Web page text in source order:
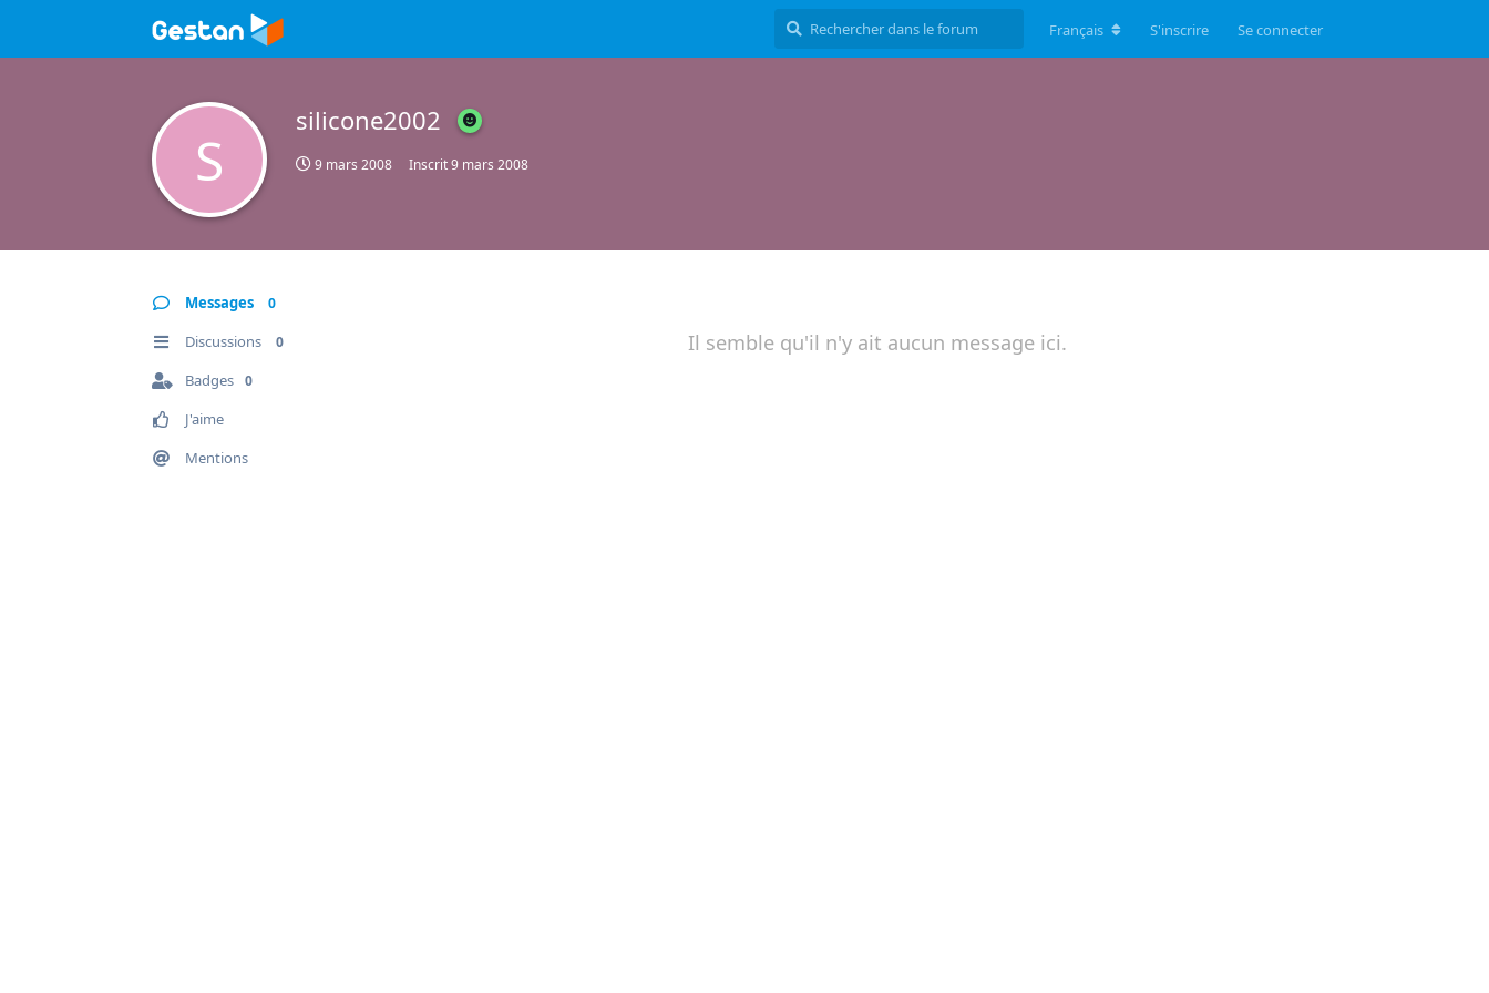
Français S'inscrire Se connecter
S
silicone2002
9 mars 2008 Inscrit9 mars 2008
Messages 0
Discussions 0
Badges 0
J'aime
Mentions
Il semble qu'il n'y ait aucun message ici.